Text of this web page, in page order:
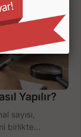
Yapılır?
sayısı,
birlikte